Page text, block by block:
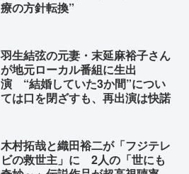
療の方針転換”
羽生結弦の元妻・末延麻裕子さん
が地元ローカル番組に生出
演 “結婚していた3か間”につい
ては口を閉ざすも、再出演は快諾
木村拓哉と織田裕二が「フジテレ
ビの救世主」に 2人の「世にも